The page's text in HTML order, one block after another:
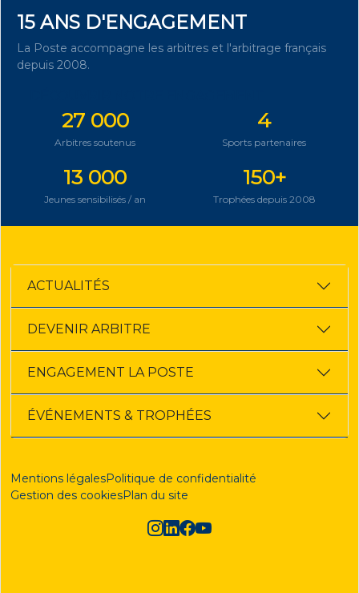
15 ANS D'ENGAGEMENT
La Poste accompagne les arbitres et l'arbitrage français
depuis 2008.
27 000
Arbitres soutenus
4
Sports partenaires
13 000
Jeunes sensibilisés / an
150+
Trophées depuis 2008
ACTUALITÉS
DEVENIR ARBITRE
ENGAGEMENT LA POSTE
ÉVÉNEMENTS & TROPHÉES
Mentions légalesPolitique de confidentialité
Gestion des cookiesPlan du site